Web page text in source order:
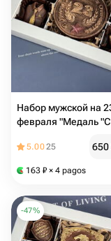
Набор мужской на
февраля "Медаль
5.0025 650
163 ₽ × 4 pagos
-47%